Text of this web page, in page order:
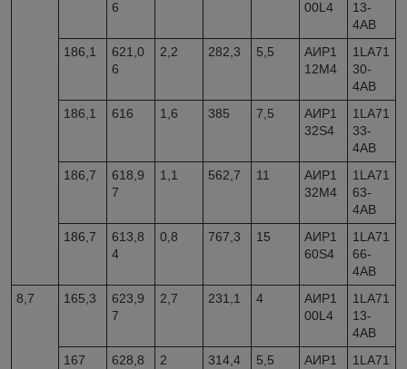
6 00L4
13-
4AB
186,1
621,0
6
2,2 282,3 5,5
АИР1
12M4
1LA71
30-
4AB
186,1
616 1,6 385 7,5
АИР1
32S4
1LA71
33-
4AB
186,7
618,9
7
1,1 562,7 11
АИР1
32M4
1LA71
63-
4AB
186,7
613,8
4
0,8 767,3 15
АИР1
60S4
1LA71
66-
4AB
8,7
165,3
623,9
7
2,7 231,1 4
АИР1
00L4
1LA71
13-
4AB
167
628,8 2 314,4 5,5
АИР1
1LA71